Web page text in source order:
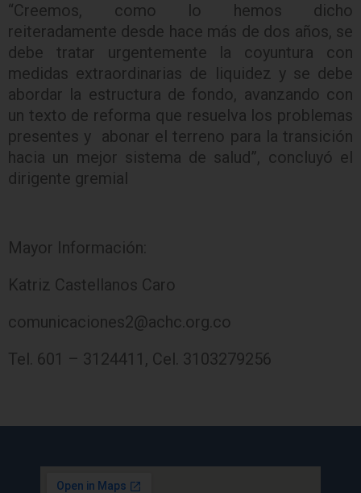
“Creemos, como lo hemos dicho
reiteradamente desde hace más de dos años, se
debe tratar urgentemente la coyuntura con
medidas extraordinarias de liquidez y se debe
abordar la estructura de fondo, avanzando con
un texto de reforma que resuelva los problemas
presentes y abonar el terreno para la transición
hacia un mejor sistema de salud”, concluyó el
dirigente gremial
Mayor Información:
Katriz Castellanos Caro
comunicaciones2@achc.org.co
Tel. 601 – 3124411, Cel. 3103279256